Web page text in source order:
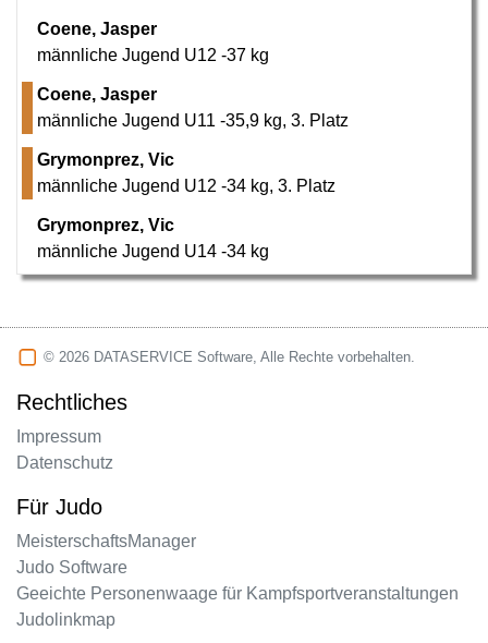
Coene, Jasper
männliche Jugend U12 -37 kg
Coene, Jasper
männliche Jugend U11 -35,9 kg, 3. Platz
Grymonprez, Vic
männliche Jugend U12 -34 kg, 3. Platz
Grymonprez, Vic
männliche Jugend U14 -34 kg
© 2026 DATASERVICE Software, Alle Rechte vorbehalten.
Rechtliches
Impressum
Datenschutz
Für Judo
MeisterschaftsManager
Judo Software
Geeichte Personenwaage für Kampfsportveranstaltungen
Judolinkmap